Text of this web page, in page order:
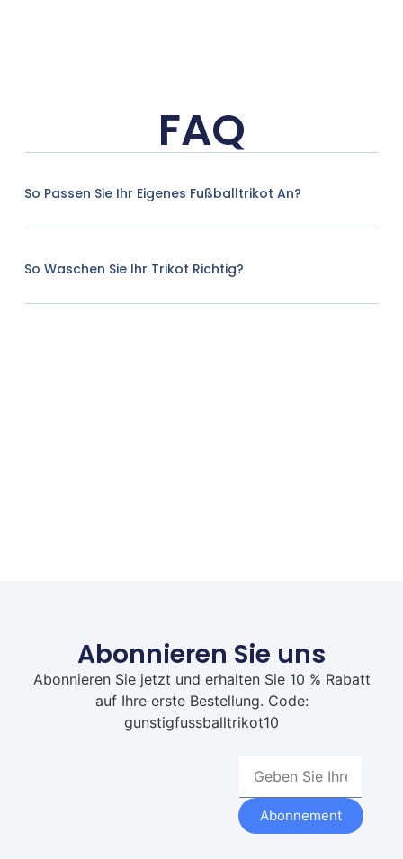
FAQ
So Passen Sie Ihr Eigenes Fußballtrikot An?
So Waschen Sie Ihr Trikot Richtig?
Abonnieren Sie uns
Abonnieren Sie jetzt und erhalten Sie 10 % Rabatt
auf Ihre erste Bestellung. Code:
gunstigfussballtrikot10
Abonnement